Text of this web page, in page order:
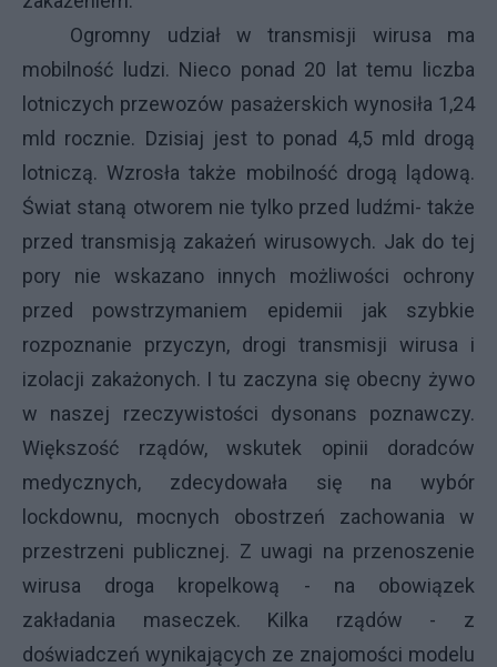
Ogromny udział w transmisji wirusa ma
mobilność ludzi. Nieco ponad 20 lat temu liczba
lotniczych przewozów pasażerskich wynosiła 1,24
mld rocznie. Dzisiaj jest to ponad 4,5 mld drogą
lotniczą. Wzrosła także mobilność drogą lądową.
Świat staną otworem nie tylko przed ludźmi- także
przed transmisją zakażeń wirusowych. Jak do tej
pory nie wskazano innych możliwości ochrony
przed powstrzymaniem epidemii jak szybkie
rozpoznanie przyczyn, drogi transmisji wirusa i
izolacji zakażonych. I tu zaczyna się obecny żywo
w naszej rzeczywistości dysonans poznawczy.
Większość rządów, wskutek opinii doradców
medycznych, zdecydowała się na wybór
lockdownu, mocnych obostrzeń zachowania w
przestrzeni publicznej. Z uwagi na przenoszenie
wirusa droga kropelkową - na obowiązek
zakładania maseczek. Kilka rządów - z
doświadczeń wynikających ze znajomości modelu